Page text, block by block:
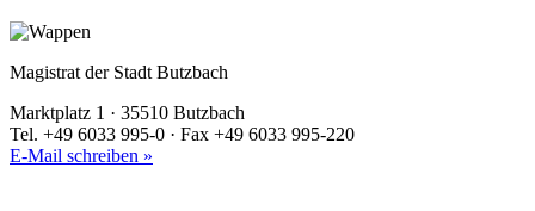
Magistrat der Stadt Butzbach
Marktplatz 1 · 35510 Butzbach
Tel. +49 6033 995-0 · Fax +49 6033 995-220
E-Mail schreiben »